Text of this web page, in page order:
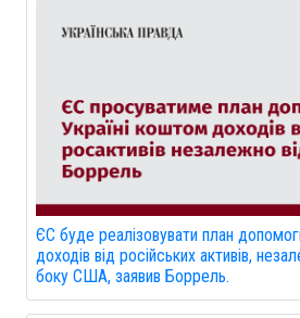
ЄС буде реалізовувати план
доходів від російських активів,
боку США, заявив Боррель.